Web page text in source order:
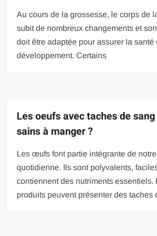
Au cours de la grossesse, le corps de
subit de nombreux changements et
doit être adaptée pour assurer la santé
développement. Certains
Les oeufs avec taches de
sains à manger ?
Les œufs font partie intégrante de
quotidienne. Ils sont polyvalents,
contiennent des nutriments essentiels.
produits peuvent présenter des taches